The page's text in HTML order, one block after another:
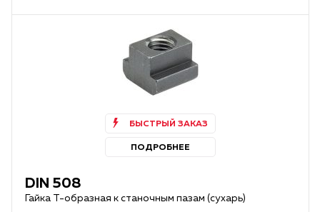
БЫСТРЫЙ ЗАКАЗ
ПОДРОБНЕЕ
DIN 508
Гайка Т-образная к станочным пазам (сухарь)